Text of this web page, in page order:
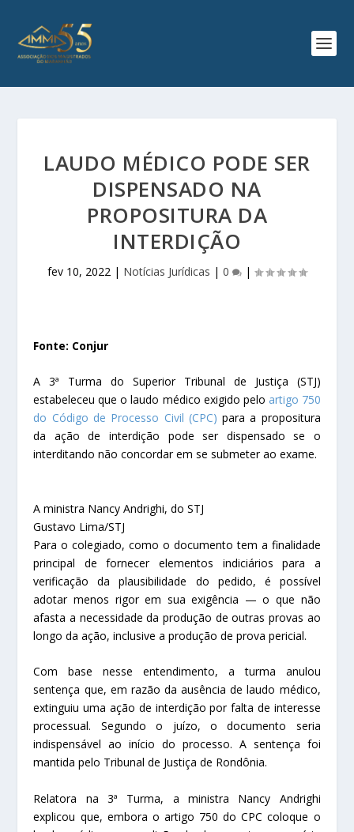
LAUDO MÉDICO PODE SER
DISPENSADO NA
PROPOSITURA DA
INTERDIÇÃO
fev 10, 2022 | Notícias Jurídicas | 0 |
Fonte: Conjur
A 3ª Turma do Superior Tribunal de Justiça (STJ)
estabeleceu que o laudo médico exigido pelo artigo 750
do Código de Processo Civil (CPC) para a propositura
da ação de interdição pode ser dispensado se o
interditando não concordar em se submeter ao exame.
A ministra Nancy Andrighi, do STJ
Gustavo Lima/STJ
Para o colegiado, como o documento tem a finalidade
principal de fornecer elementos indiciários para a
verificação da plausibilidade do pedido, é possível
adotar menos rigor em sua exigência — o que não
afasta a necessidade da produção de outras provas ao
longo da ação, inclusive a produção de prova pericial.
Com base nesse entendimento, a turma anulou
sentença que, em razão da ausência de laudo médico,
extinguiu uma ação de interdição por falta de interesse
processual. Segundo o juízo, o documento seria
indispensável ao início do processo. A sentença foi
mantida pelo Tribunal de Justiça de Rondônia.
Relatora na 3ª Turma, a ministra Nancy Andrighi
explicou que, embora o artigo 750 do CPC coloque o